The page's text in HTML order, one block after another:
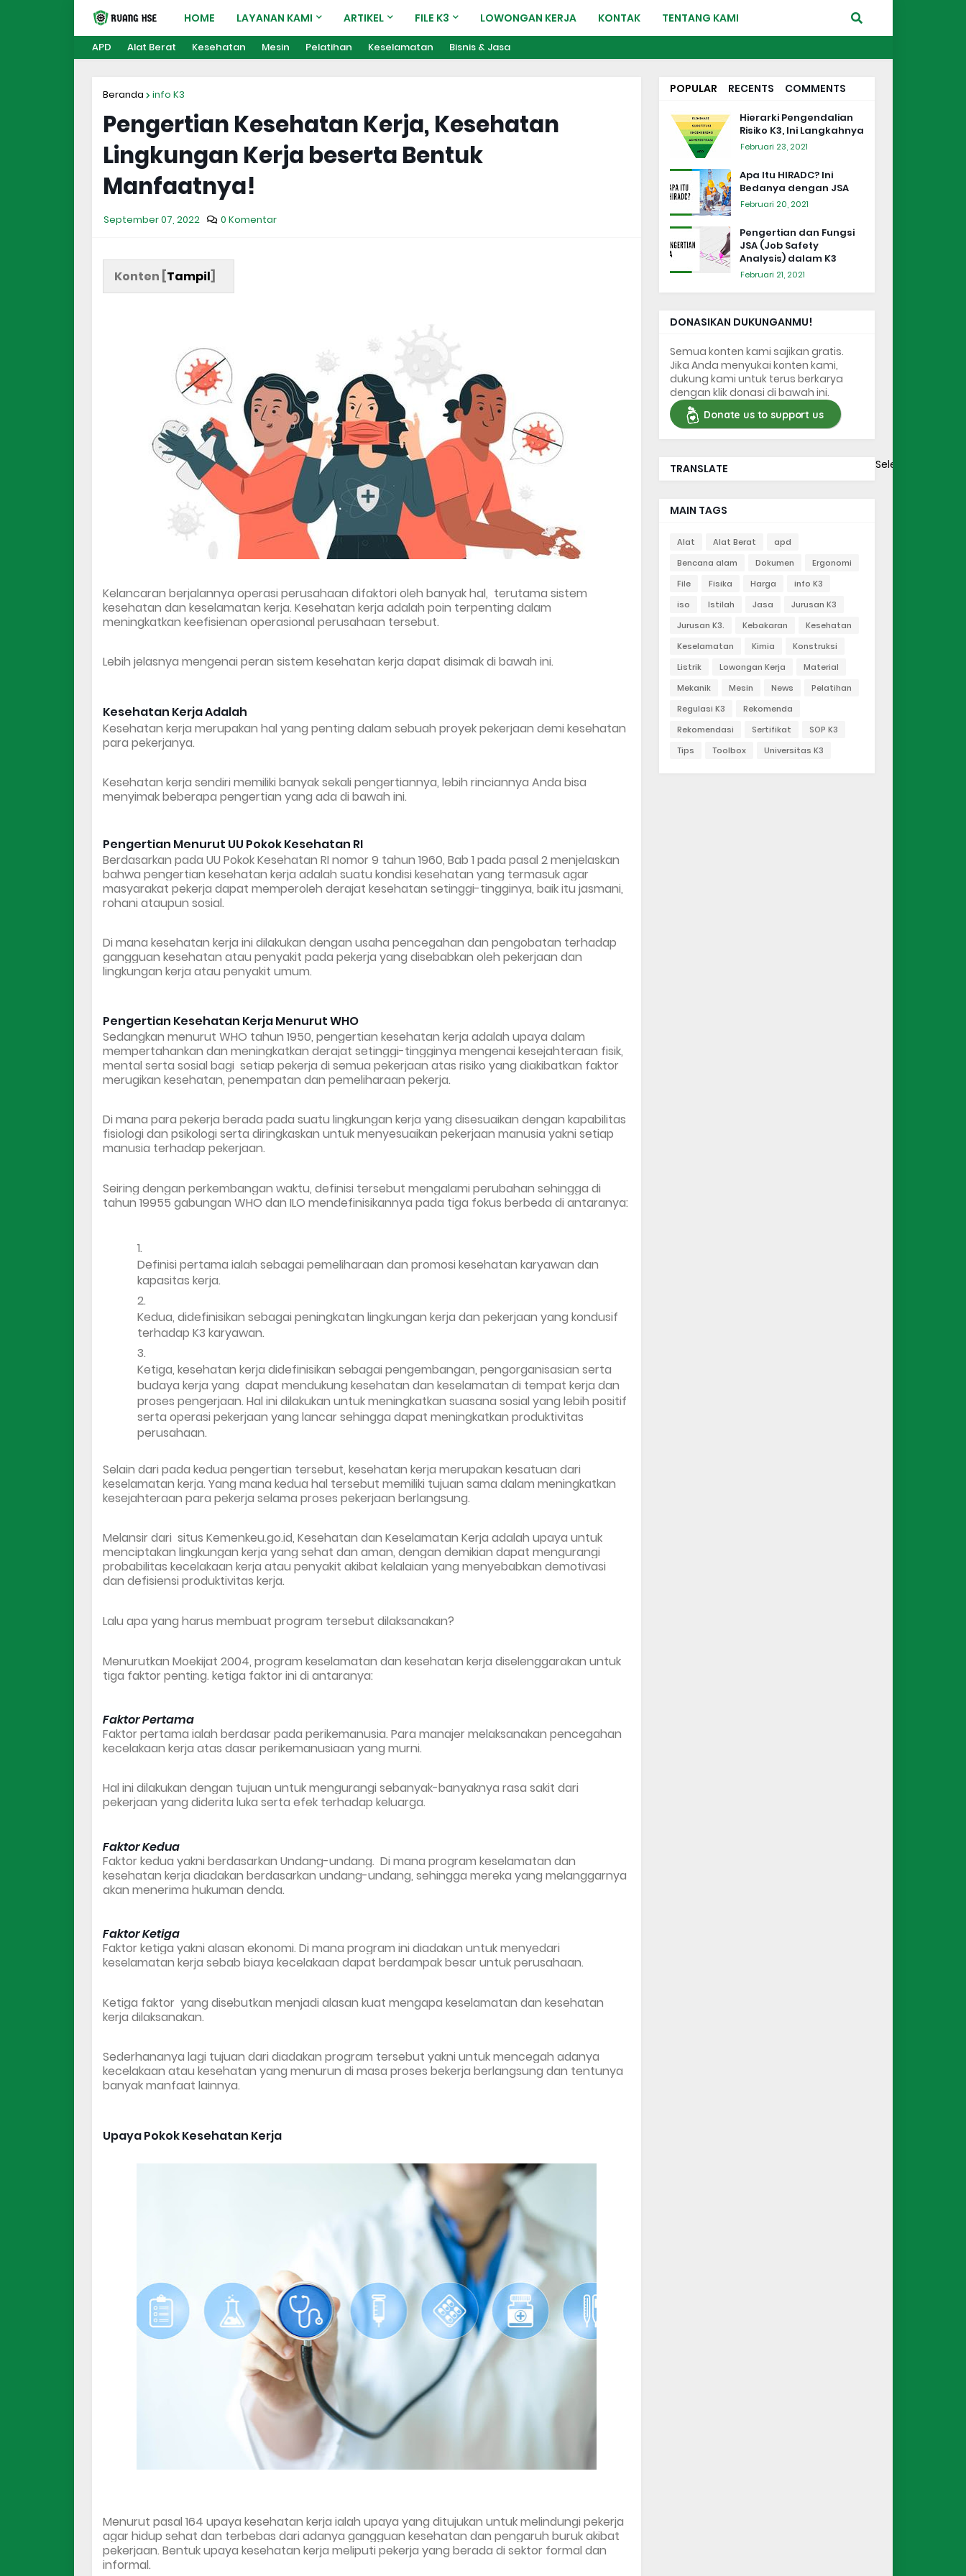
HOME LAYANAN KAMI ARTIKEL FILE K3 LOWONGAN KERJA KONTAK TENTANG KAMI
APD Alat Berat Kesehatan Mesin Pelatihan Keselamatan Bisnis & Jasa
Beranda info K3
Pengertian Kesehatan Kerja, Kesehatan
Lingkungan Kerja beserta Bentuk
Manfaatnya!
September 07, 2022 0 Komentar
Konten [Tampil]
Kelancaran berjalannya operasi perusahaan difaktori oleh banyak hal,  terutama sistem
kesehatan dan keselamatan kerja. Kesehatan kerja adalah poin terpenting dalam
meningkatkan keefisienan operasional perusahaan tersebut.
Lebih jelasnya mengenai peran sistem kesehatan kerja dapat disimak di bawah ini.
Kesehatan Kerja Adalah
Kesehatan kerja merupakan hal yang penting dalam sebuah proyek pekerjaan demi kesehatan
para pekerjanya.
Kesehatan kerja sendiri memiliki banyak sekali pengertiannya, lebih rinciannya Anda bisa
menyimak beberapa pengertian yang ada di bawah ini.
Pengertian Menurut UU Pokok Kesehatan RI
Berdasarkan pada UU Pokok Kesehatan RI nomor 9 tahun 1960, Bab 1 pada pasal 2 menjelaskan
bahwa pengertian kesehatan kerja adalah suatu kondisi kesehatan yang termasuk agar
masyarakat pekerja dapat memperoleh derajat kesehatan setinggi-tingginya, baik itu jasmani,
rohani ataupun sosial.
Di mana kesehatan kerja ini dilakukan dengan usaha pencegahan dan pengobatan terhadap
gangguan kesehatan atau penyakit pada pekerja yang disebabkan oleh pekerjaan dan
lingkungan kerja atau penyakit umum.
Pengertian Kesehatan Kerja Menurut WHO
Sedangkan menurut WHO tahun 1950, pengertian kesehatan kerja adalah upaya dalam
mempertahankan dan meningkatkan derajat setinggi-tingginya mengenai kesejahteraan fisik,
mental serta sosial bagi  setiap pekerja di semua pekerjaan atas risiko yang diakibatkan faktor
merugikan kesehatan, penempatan dan pemeliharaan pekerja.
Di mana para pekerja berada pada suatu lingkungan kerja yang disesuaikan dengan kapabilitas
fisiologi dan psikologi serta diringkaskan untuk menyesuaikan pekerjaan manusia yakni setiap
manusia terhadap pekerjaan.
Seiring dengan perkembangan waktu, definisi tersebut mengalami perubahan sehingga di
tahun 19955 gabungan WHO dan ILO mendefinisikannya pada tiga fokus berbeda di antaranya:
Definisi pertama ialah sebagai pemeliharaan dan promosi kesehatan karyawan dan
kapasitas kerja.
Kedua, didefinisikan sebagai peningkatan lingkungan kerja dan pekerjaan yang kondusif
terhadap K3 karyawan.
Ketiga, kesehatan kerja didefinisikan sebagai pengembangan, pengorganisasian serta
budaya kerja yang  dapat mendukung kesehatan dan keselamatan di tempat kerja dan
proses pengerjaan. Hal ini dilakukan untuk meningkatkan suasana sosial yang lebih positif
serta operasi pekerjaan yang lancar sehingga dapat meningkatkan produktivitas
perusahaan.
Selain dari pada kedua pengertian tersebut, kesehatan kerja merupakan kesatuan dari
keselamatan kerja. Yang mana kedua hal tersebut memiliki tujuan sama dalam meningkatkan
kesejahteraan para pekerja selama proses pekerjaan berlangsung.
Melansir dari  situs Kemenkeu.go.id, Kesehatan dan Keselamatan Kerja adalah upaya untuk
menciptakan lingkungan kerja yang sehat dan aman, dengan demikian dapat mengurangi
probabilitas kecelakaan kerja atau penyakit akibat kelalaian yang menyebabkan demotivasi
dan defisiensi produktivitas kerja.
Lalu apa yang harus membuat program tersebut dilaksanakan?
Menurutkan Moekijat 2004, program keselamatan dan kesehatan kerja diselenggarakan untuk
tiga faktor penting. ketiga faktor ini di antaranya:
Faktor Pertama
Faktor pertama ialah berdasar pada perikemanusia. Para manajer melaksanakan pencegahan
kecelakaan kerja atas dasar perikemanusiaan yang murni.
Hal ini dilakukan dengan tujuan untuk mengurangi sebanyak-banyaknya rasa sakit dari
pekerjaan yang diderita luka serta efek terhadap keluarga.
Faktor Kedua
Faktor kedua yakni berdasarkan Undang-undang.  Di mana program keselamatan dan
kesehatan kerja diadakan berdasarkan undang-undang, sehingga mereka yang melanggarnya
akan menerima hukuman denda.
Faktor Ketiga
Faktor ketiga yakni alasan ekonomi. Di mana program ini diadakan untuk menyedari
keselamatan kerja sebab biaya kecelakaan dapat berdampak besar untuk perusahaan.
Ketiga faktor  yang disebutkan menjadi alasan kuat mengapa keselamatan dan kesehatan
kerja dilaksanakan.
Sederhananya lagi tujuan dari diadakan program tersebut yakni untuk mencegah adanya
kecelakaan atau kesehatan yang menurun di masa proses bekerja berlangsung dan tentunya
banyak manfaat lainnya.
Upaya Pokok Kesehatan Kerja
Menurut pasal 164 upaya kesehatan kerja ialah upaya yang ditujukan untuk melindungi pekerja
agar hidup sehat dan terbebas dari adanya gangguan kesehatan dan pengaruh buruk akibat
pekerjaan. Bentuk upaya kesehatan kerja meliputi pekerja yang berada di sektor formal dan
informal.
POPULAR RECENTS COMMENTS
Hierarki Pengendalian
Risiko K3, Ini Langkahnya
Februari 23, 2021
Apa Itu HIRADC? Ini
Bedanya dengan JSA
Februari 20, 2021
Pengertian dan Fungsi
JSA (Job Safety
Analysis) dalam K3
Februari 21, 2021
DONASIKAN DUKUNGANMU!
Semua konten kami sajikan gratis.
Jika Anda menyukai konten kami,
dukung kami untuk terus berkarya
dengan klik donasi di bawah ini.
Donate us to support us
TRANSLATE Select Language
MAIN TAGS
Alat Alat Berat
apd
Bencana alam
Dokumen
Ergonomi
File
Fisika Harga
info K3
iso
Istilah Jasa
Jurusan K3
Jurusan K3.
Kebakaran
Kesehatan
Keselamatan
Kimia
Konstruksi
Listrik
Lowongan Kerja
Material
Mekanik
Mesin News
Pelatihan
Regulasi K3
Rekomenda
Rekomendasi
Sertifikat
SOP K3
Tips
Toolbox Universitas K3